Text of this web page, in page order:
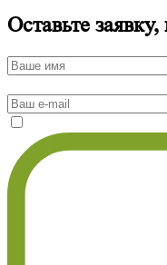
Оставьте